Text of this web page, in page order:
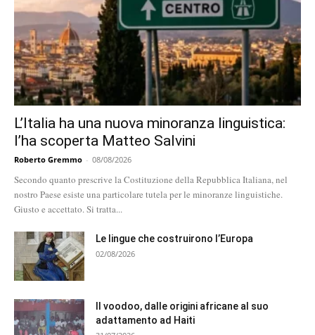
L’Italia ha una nuova minoranza linguistica:
l’ha scoperta Matteo Salvini
Roberto Gremmo - 08/08/2026
Secondo quanto prescrive la Costituzione della Repubblica Italiana, nel
nostro Paese esiste una particolare tutela per le minoranze linguistiche.
Giusto e accettato. Si tratta...
Le lingue che costruirono l’Europa
02/08/2026
Il voodoo, dalle origini africane al suo
adattamento ad Haiti